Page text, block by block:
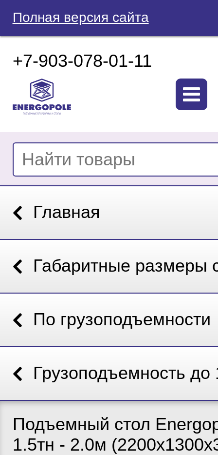
Полная версия сайта
+7-903-078-01-11
Главная
Габаритные размеры
По грузоподъемности
Грузоподъемность до
Подъемный стол
1.5тн - 2.0м